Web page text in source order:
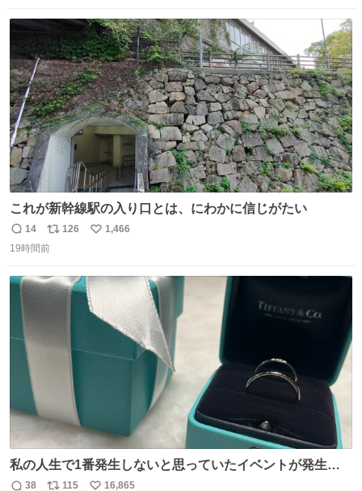
数
数
これが新幹線駅の入り口とは、にわかに信じがたい
返
信
14
リ
ポ
ト
126
い
数
1,466
19時間前
私の人生で1番発生しないと思っていたイベントが発生し
ました
38 115 16,865